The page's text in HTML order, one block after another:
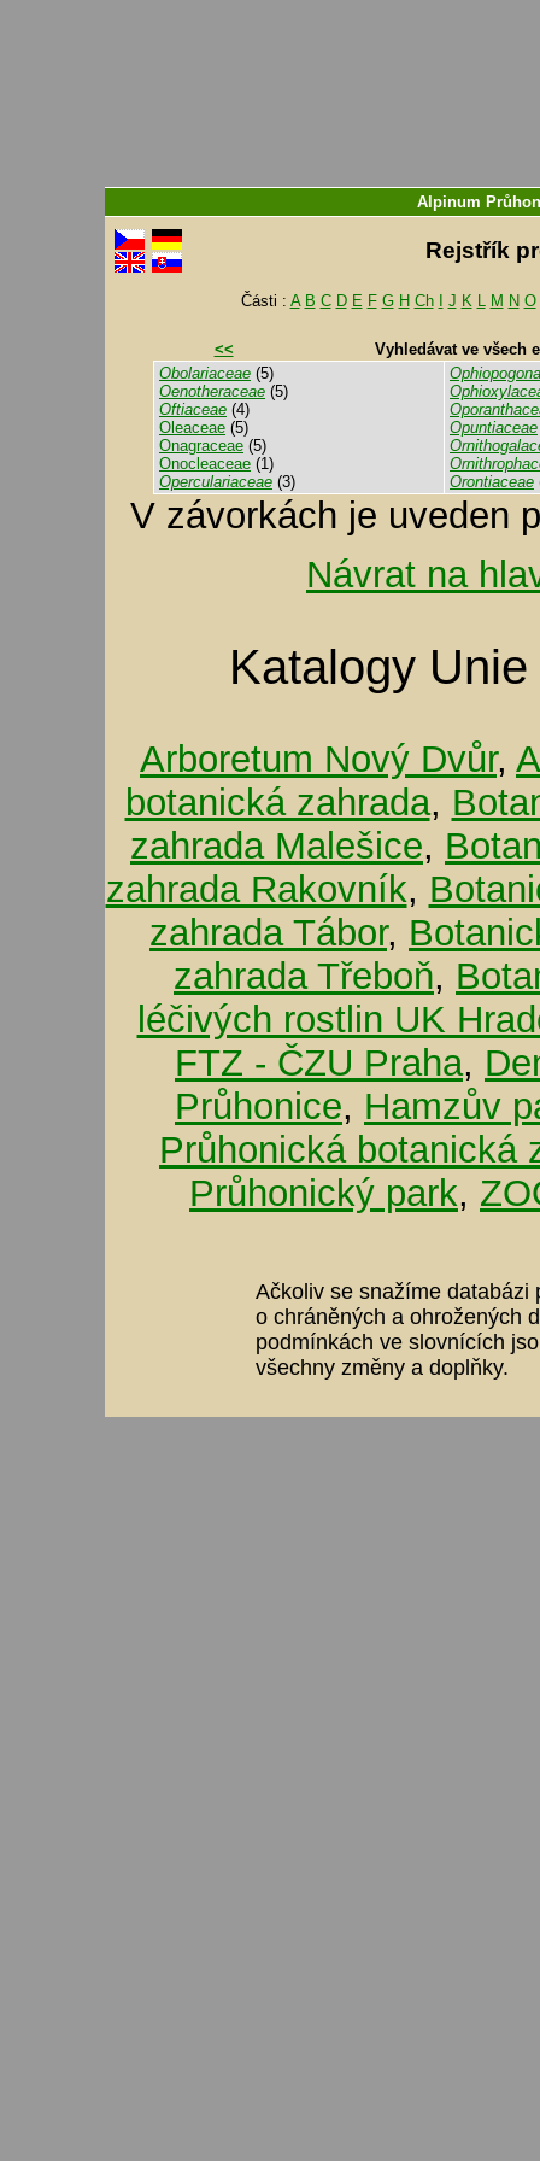
Alpinum
Rejstřík
Části : A B C D E F G H Ch J K L M N O
<<
Vyhledávat ve všech
Obolariaceae (5)
Oenotheraceae (5)
Oftiaceae (4)
Oleaceae (5)
Onagraceae (5)
Onocleaceae (1)
Operculariaceae (3)
Opuntiaceae
Orontiaceae
V závorkách je uveden
Návrat na
Katalogy
Arboretum Nový Dvůr,
botanická zahrada,
zahrada Malešice,
zahrada Rakovník,
zahrada Tábor,
zahrada Třeboň,
léčivých rostlin UK
FTZ - ČZU Praha,
Průhonice, Hamzův
Průhonická botanická
Průhonický park,
Ačkoliv se snažíme databázi
o chráněných a ohrožených
podmínkách ve slovnících
všechny změny a doplňky.